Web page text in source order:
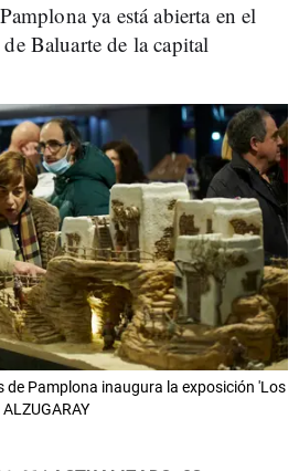
ya está abierta en el
Baluarte de la capital
de Pamplona inaugura la exposición 'Los